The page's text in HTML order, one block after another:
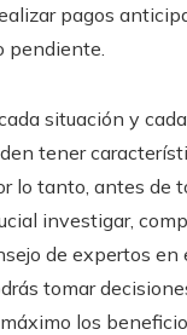
pagos
pendiente.
situación y
tener
lo tanto, antes de
investigar,
de expertos en
tomar
los